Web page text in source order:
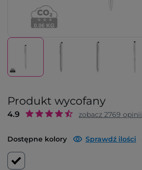
Produkt wycofany
4.9 zobacz 2769 opinii
Dostępne kolory Sprawdź ilości